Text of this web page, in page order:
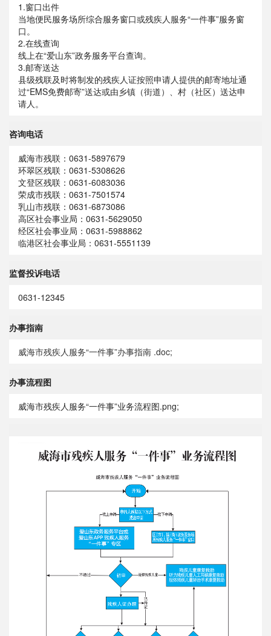
1.窗口出件
当地便民服务场所综合服务窗口或残疾人服务“一件事”服务窗
口。
2.在线查询
线上在“爱山东”政务服务平台查询。
3.邮寄送达
县级残联及时将制发的残疾人证按照申请人提供的邮寄地址通
过“EMS免费邮寄”送达或由乡镇（街道）、村（社区）送达申
请人。
咨询电话
威海市残联：0631-5897679
环翠区残联：0631-5308626
文登区残联：0631-6083036
荣成市残联：0631-7501574
乳山市残联：0631-6873086
高区社会事业局：0631-5629050
经区社会事业局：0631-5988862
临港区社会事业局：0631-5551139
监督投诉电话
0631-12345
办事指南
威海市残疾人服务“一件事”办事指南 .doc;
办事流程图
威海市残疾人服务“一件事”业务流程图.png;